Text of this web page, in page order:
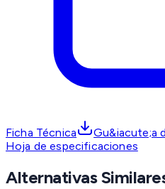
Ficha Técnica
Gu&iacute;a
Hoja de especificaciones
Alternativas